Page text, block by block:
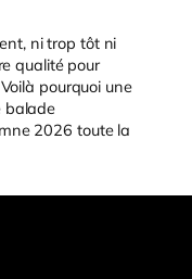
ni trop tôt ni
qualité pour
pourquoi une
balade
2026 toute la